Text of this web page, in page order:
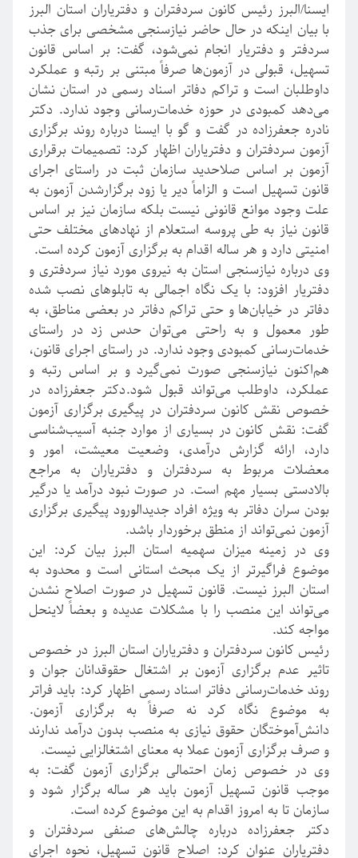
ایسنا/البرز رئیس کانون سردفتران و دفتریاران استان البرز
با بیان اینکه در حال حاضر نیازسنجی مشخصی برای جذب
سردفتر و دفتریار انجام نمی‌شود، گفت: بر اساس قانون
تسهیل، قبولی در آزمون‌ها صرفاً مبتنی بر رتبه و عملکرد
داوطلبان است و تراکم دفاتر اسناد رسمی در استان نشان
می‌دهد کمبودی در حوزه خدمات‌رسانی وجود ندارد. دکتر
نادره جعفرزاده در گفت و گو با ایسنا درباره روند برگزاری
آزمون سردفتران و دفتریاران اظهار کرد: تصمیمات برقراری
آزمون بر اساس صلاحدید سازمان ثبت در راستای اجرای
قانون تسهیل است و الزاماً دیر یا زود برگزارشدن آزمون به
علت وجود موانع قانونی نیست بلکه سازمان نیز بر اساس
قانون نیاز به طی پروسه استعلام از نهادهای مختلف حتی
امنیتی دارد و هر ساله اقدام به برگزاری آزمون کرده است.
وی درباره نیازسنجی استان به نیروی مورد نیاز سردفتری و
دفتریار افزود: با یک نگاه اجمالی به تابلوهای نصب شده
دفاتر در خیابان‌ها و حتی تراکم دفاتر در بعضی مناطق، به
طور معمول و به راحتی می‌توان حدس زد در راستای
خدمات‌رسانی کمبودی وجود ندارد. در راستای اجرای قانون،
هم‌اکنون نیازسنجی صورت نمی‌گیرد و بر اساس رتبه و
عملکرد، داوطلب می‌تواند قبول شود.دکتر جعفرزاده در
خصوص نقش کانون سردفتران در پیگیری برگزاری آزمون
گفت: نقش کانون در بسیاری از موارد جنبه آسیب‌شناسی
دارد، ارائه گزارش درآمدی، وضعیت معیشت، امور و
معضلات مربوط به سردفتران و دفتریاران به مراجع
بالادستی بسیار مهم است. در صورت نبود درآمد یا درگیر
بودن سران دفاتر به ویژه افراد جدیدالورود پیگیری برگزاری
آزمون نمی‌تواند از منطق برخوردار باشد.
وی در زمینه میزان سهمیه استان البرز بیان کرد: این
موضوع فراگیرتر از یک مبحث استانی است و محدود به
استان البرز نیست. قانون تسهیل در صورت اصلاح نشدن
می‌تواند این منصب را با مشکلات عدیده و بعضاً لاینحل
مواجه کند.
رئیس کانون سردفتران و دفتریاران استان البرز در خصوص
تاثیر عدم برگزاری آزمون بر اشتغال حقوقدانان جوان و
روند خدمات‌رسانی دفاتر اسناد رسمی اظهار کرد: باید فراتر
به موضوع نگاه کرد نه صرفاً به برگزاری آزمون.
دانش‌آموختگان حقوق نیازی به منصب بدون درآمد ندارند
و صرف برگزاری آزمون عملا به معنای اشتغالزایی نیست.
وی در خصوص زمان احتمالی برگزاری آزمون گفت: به
موجب قانون تسهیل آزمون باید هر ساله برگزار شود و
سازمان تا به امروز اقدام به این موضوع کرده است.
دکتر جعفرزاده درباره چالش‌های صنفی سردفتران و
دفتریاران عنوان کرد: اصلاح قانون تسهیل، نحوه اجرای